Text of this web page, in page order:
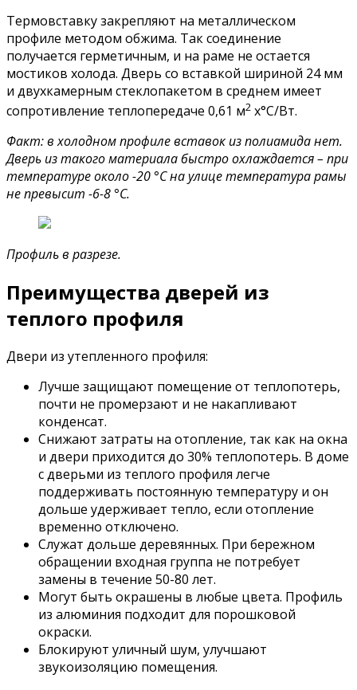
Термовставку закрепляют на металлическом
профиле методом обжима. Так соединение
получается герметичным, и на раме не остается
мостиков холода. Дверь со вставкой шириной 24 мм
и двухкамерным стеклопакетом в среднем имеет
сопротивление теплопередаче 0,61 м2 х°С/Вт.
Факт: в холодном профиле вставок из полиамида нет.
Дверь из такого материала быстро охлаждается – при
температуре около -20 °С на улице температура рамы
не превысит -6-8 °С.
Профиль в разрезе.
Преимущества дверей из
теплого профиля
Двери из утепленного профиля:
Лучше защищают помещение от теплопотерь,
почти не промерзают и не накапливают
конденсат.
Снижают затраты на отопление, так как на окна
и двери приходится до 30% теплопотерь. В доме
с дверьми из теплого профиля легче
поддерживать постоянную температуру и он
дольше удерживает тепло, если отопление
временно отключено.
Служат дольше деревянных. При бережном
обращении входная группа не потребует
замены в течение 50-80 лет.
Могут быть окрашены в любые цвета. Профиль
из алюминия подходит для порошковой
окраски.
Блокируют уличный шум, улучшают
звукоизоляцию помещения.